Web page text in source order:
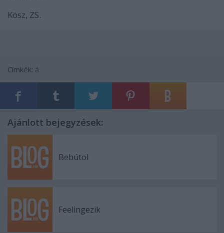
Kösz, ZS.
Címkék: á
Ajánlott bejegyzések:
Bebútol
Feelingezik